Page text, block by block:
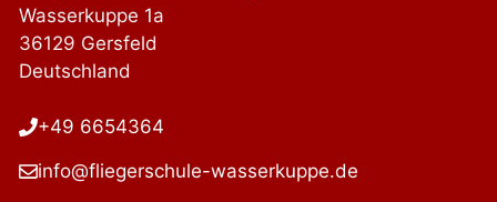
Wasserkuppe 1a
36129 Gersfeld
Deutschland
+49 6654364
info@fliegerschule-wasserkuppe.de